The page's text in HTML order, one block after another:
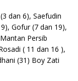
dan 6), Saefudin
Gofur (7 dan 19),
Persib
( 11 dan 16 ),
(31) Boy Zati